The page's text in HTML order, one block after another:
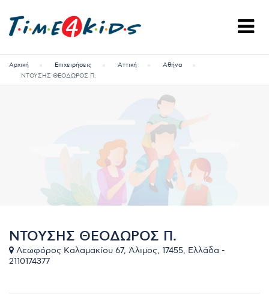
Αρχική Επιχειρήσεις Αττική
Αθήνα
ΝΤΟΥΣΗΣ ΘΕΟΔΩΡΟΣ Π.
ΝΤΟΥΣΗΣ ΘΕΟΔΩΡΟΣ Π.
Λεωφόρος Καλαμακίου 67, Άλιμος, 17455, Ελλάδα -
2110174377